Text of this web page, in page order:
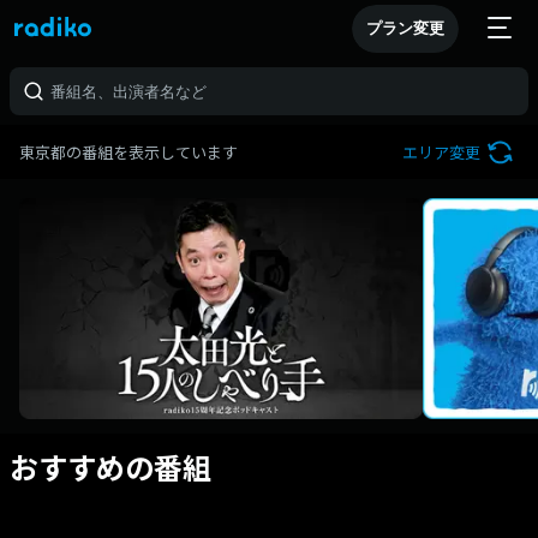
プラン変更
東京都の番組を表示しています エリア変更
おすすめの番組